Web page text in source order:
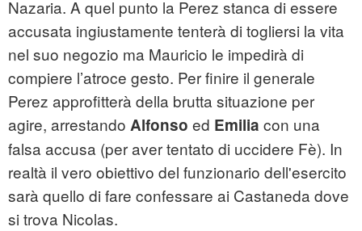
Nazaria. A quel punto la Perez stanca di essere
accusata ingiustamente tenterà di togliersi la vita
nel suo negozio ma Mauricio le impedirà di
compiere l’atroce gesto. Per finire il generale
Perez approfitterà della brutta situazione per
agire, arrestando Alfonso ed Emilia con una
falsa accusa (per aver tentato di uccidere Fè). In
realtà il vero obiettivo del funzionario dell'esercito
sarà quello di fare confessare ai Castaneda dove
si trova Nicolas.